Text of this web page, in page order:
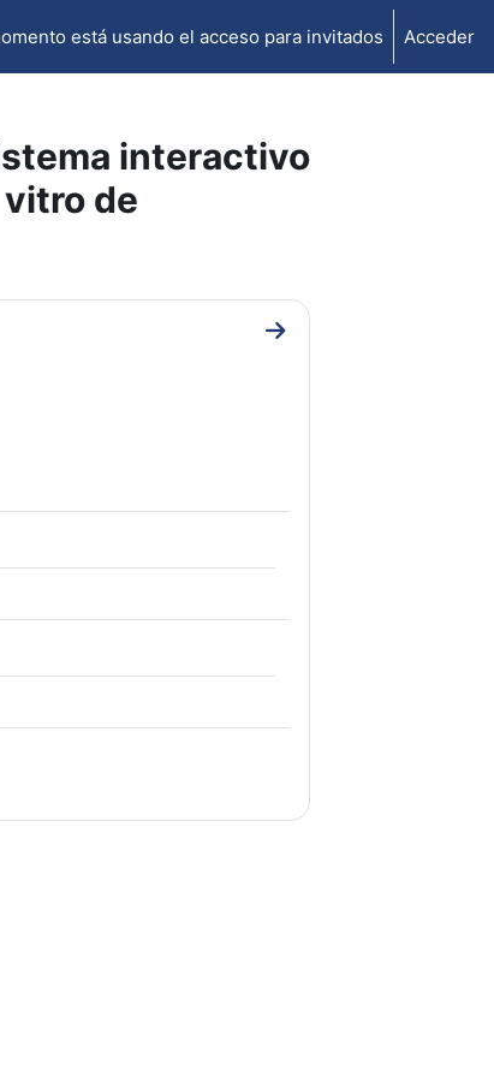
está usando el acceso para invitados Acceder
interactivo
de
Ir a sección General